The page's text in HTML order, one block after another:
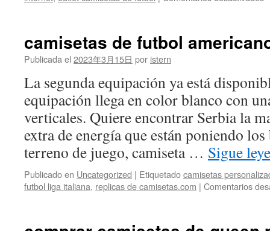
fc
camisetas de futbol
Publicada el 2023年3月15日 por istern
La segunda equipación ya está
equipación llega en color blanco con
verticales. Quiere encontrar Serbia la
extra de energía que están poniendo
terreno de juego, camiseta … Sigue
Publicado en Uncategorized | Etiquetadocamisetas
futbol liga italiana, replicas de camisetas.com | Comentarios